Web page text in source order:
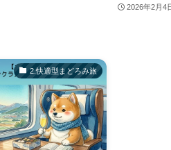
2026年2月4
2.快適型まどろみ旅